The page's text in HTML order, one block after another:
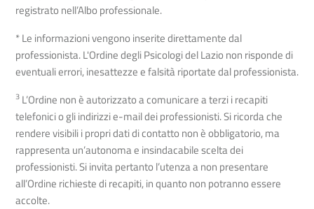
registrato nell’Albo professionale.
* Le informazioni vengono inserite direttamente dal
professionista. L'Ordine degli Psicologi del Lazio non risponde di
eventuali errori, inesattezze e falsità riportate dal professionista.
3 L’Ordine non è autorizzato a comunicare a terzi i recapiti
telefonici o gli indirizzi e-mail dei professionisti. Si ricorda che
rendere visibili i propri dati di contatto non è obbligatorio, ma
rappresenta un’autonoma e insindacabile scelta dei
professionisti. Si invita pertanto l’utenza a non presentare
all’Ordine richieste di recapiti, in quanto non potranno essere
accolte.